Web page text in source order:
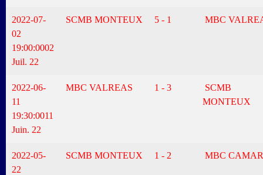
2022-07-
02
19:00:0002
Juil. 22
SCMB MONTEUX 5 - 1 MBC
2022-06-
11
19:30:0011
Juin. 22
MBC VALREAS 1 - 3
SCMB
MONTEUX
2022-05-
22
SCMB MONTEUX 1 - 2 MBC